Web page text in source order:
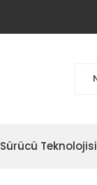
Sürücü Teknolojisi